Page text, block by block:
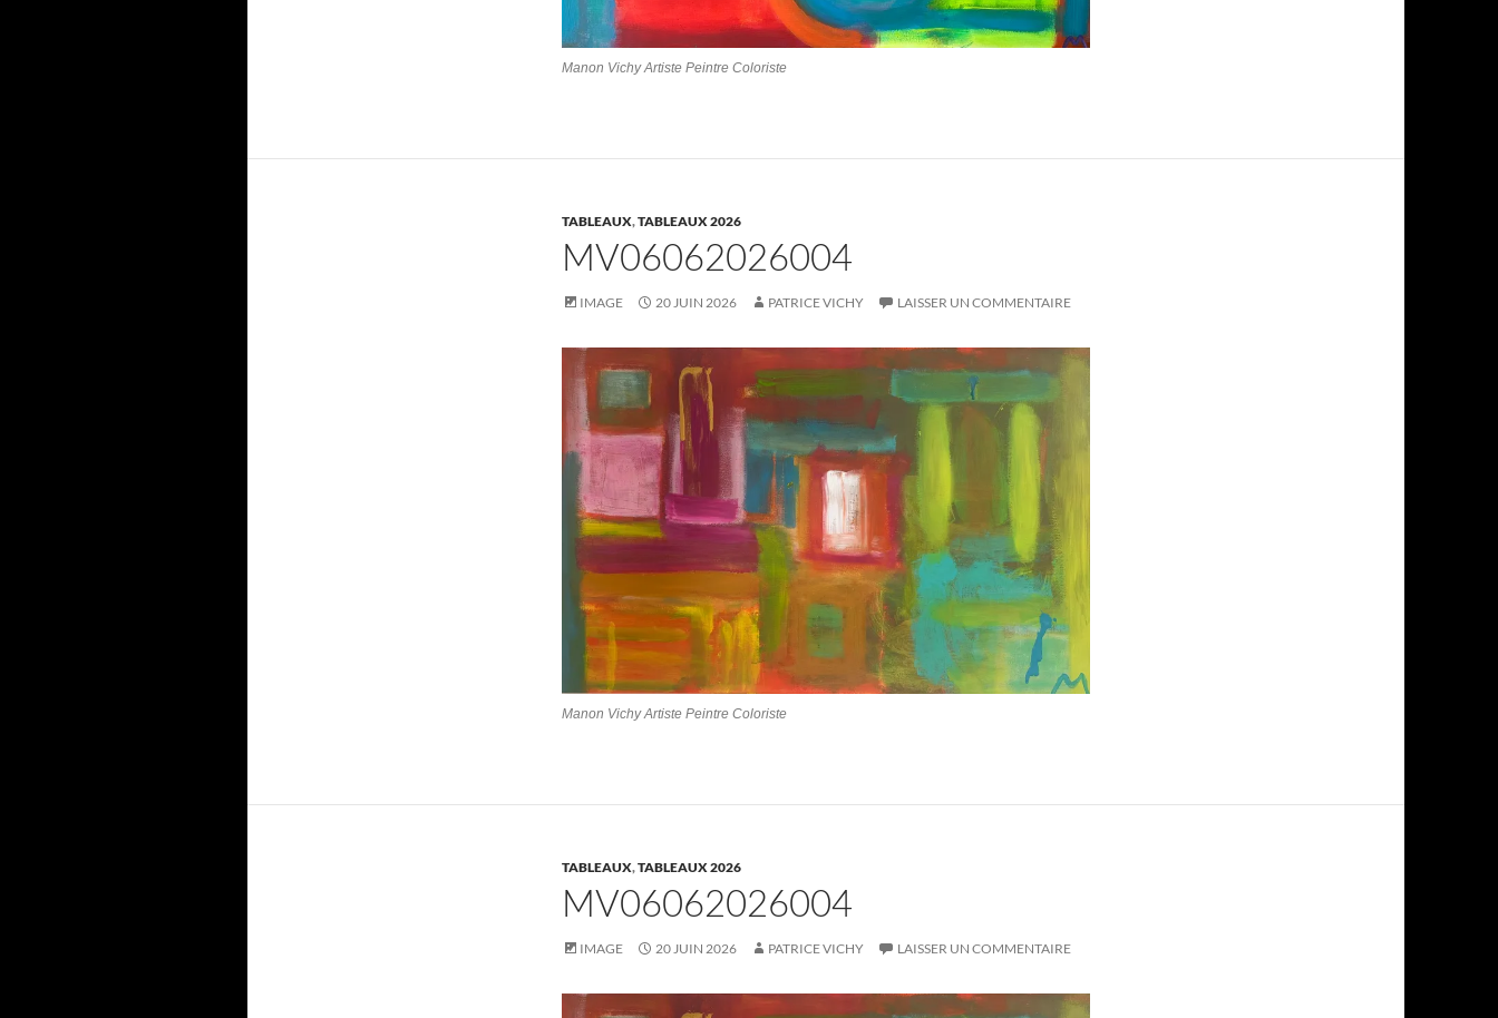
Manon Vichy Artiste Peintre Coloriste
TABLEAUX,TABLEAUX 2026
MV06062026004
IMAGE 20 JUIN 2026 PATRICE VICHY LAISSER UN COMMENTAIRE
Manon Vichy Artiste Peintre Coloriste
TABLEAUX,TABLEAUX 2026
MV06062026004
IMAGE 20 JUIN 2026 PATRICE VICHY LAISSER UN COMMENTAIRE